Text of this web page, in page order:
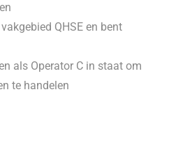
QHSE en bent
als Operator C in staat om
te handelen